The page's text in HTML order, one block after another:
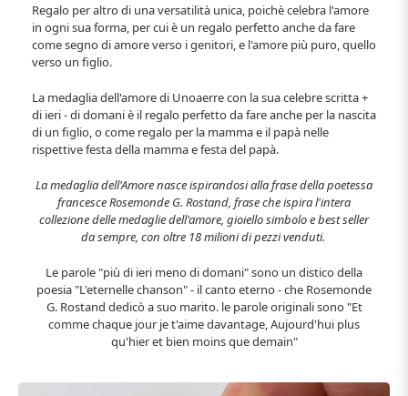
Regalo per altro di una versatilità unica, poichè celebra l'amore
in ogni sua forma, per cui è un regalo perfetto anche da fare
come segno di amore verso i genitori, e l'amore più puro, quello
verso un figlio.
La medaglia dell'amore di Unoaerre con la sua celebre scritta +
di ieri - di domani è il regalo perfetto da fare anche per la nascita
di un figlio, o come regalo per la mamma e il papà nelle
rispettive festa della mamma e festa del papà.
La medaglia dell'Amore nasce ispirandosi alla frase della poetessa
francesce Rosemonde G. Rostand, frase che ispira l'intera
collezione delle medaglie dell'amore, gioiello simbolo e best seller
da sempre, con oltre 18 milioni di pezzi venduti.
Le parole "più di ieri meno di domani" sono un distico della
poesia "L'eternelle chanson" - il canto eterno - che Rosemonde
G. Rostand dedicò a suo marito. le parole originali sono "Et
comme chaque jour je t'aime davantage, Aujourd'hui plus
qu'hier et bien moins que demain"